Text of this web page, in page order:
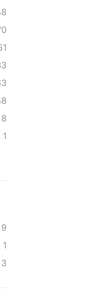
8
1
9
1
3